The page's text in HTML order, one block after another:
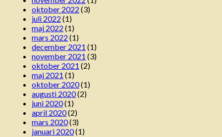
oktober 2022 (3)
juli 2022 (1)
maj 2022 (1)
mars 2022 (1)
december 2021 (1)
november 2021 (3)
oktober 2021 (2)
maj 2021 (1)
oktober 2020(1)
augusti 2020(2)
juni 2020(1)
april 2020(2)
mars 2020(3)
januari 2020(1)